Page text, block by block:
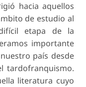
hacia aquellos
de estudio al
etapa de la
importante
país desde
tardofranquismo.
literatura cuyo